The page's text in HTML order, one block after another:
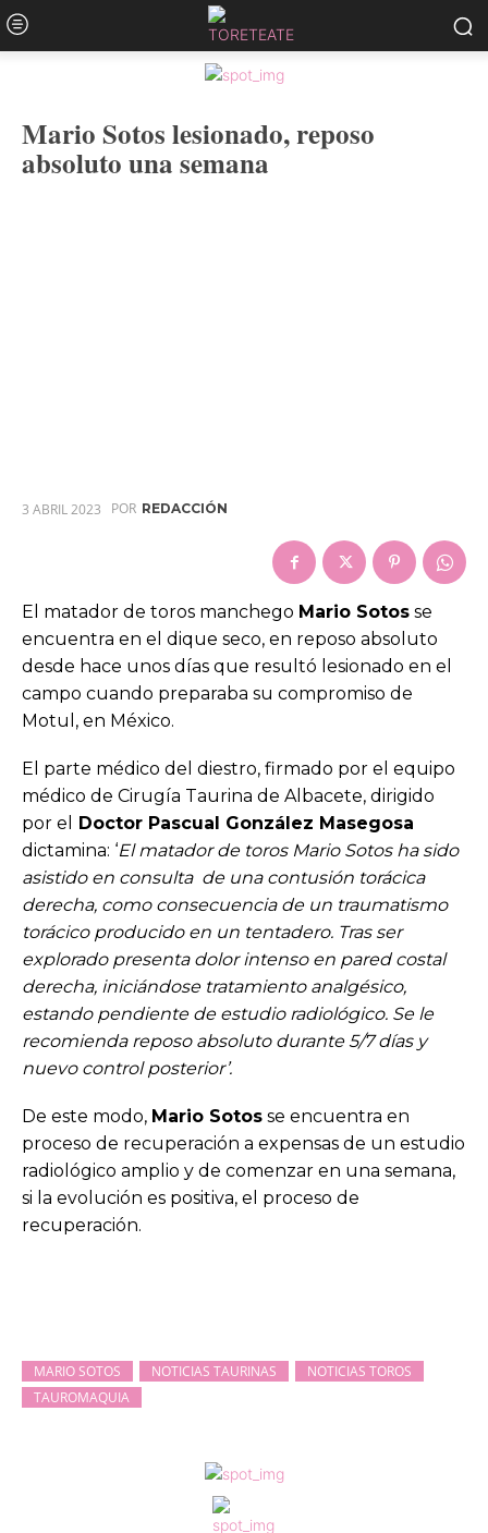
Mario Sotos lesionado, reposo
absoluto una semana
3 ABRIL 2023 POR REDACCIÓN
El matador de toros manchego Mario Sotos se
encuentra en el dique seco, en reposo absoluto
desde hace unos días que resultó lesionado en el
campo cuando preparaba su compromiso de
Motul, en México.
El parte médico del diestro, firmado por el equipo
médico de Cirugía Taurina de Albacete, dirigido
por el
Doctor Pascual González Masegosa
dictamina: ‘El matador de toros Mario Sotos ha sido
asistido en consulta de una contusión torácica
derecha, como consecuencia de un traumatismo
torácico producido en un tentadero. Tras ser
explorado presenta dolor intenso en pared costal
derecha, iniciándose tratamiento analgésico,
estando pendiente de estudio radiológico. Se le
recomienda reposo absoluto durante 5/7 días y
nuevo control posterior’.
De este modo, Mario Sotos se encuentra en
proceso de recuperación a expensas de un estudio
radiológico amplio y de comenzar en una semana,
si la evolución es positiva, el proceso de
recuperación.
MARIO SOTOS NOTICIAS TAURINAS
NOTICIAS TOROS
TAUROMAQUIA